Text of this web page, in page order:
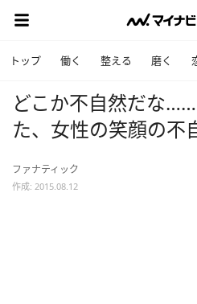
トップ 働く 整える 磨く
どこか不自然だな
た、女性の笑顔の不
ファナティック
作成: 2015.08.12